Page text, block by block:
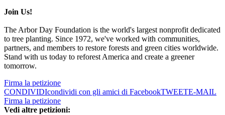
Join Us!
The Arbor Day Foundation is the world's largest nonprofit dedicated
to tree planting. Since 1972, we've worked with communities,
partners, and members to restore forests and green cities worldwide.
Stand with us today to reforest America and create a greener
tomorrow.
Firma la petizione
CONDIVIDIcondividi con gli amici di FacebookTWEETE-MAIL
Firma la petizione
Vedi altre petizioni: